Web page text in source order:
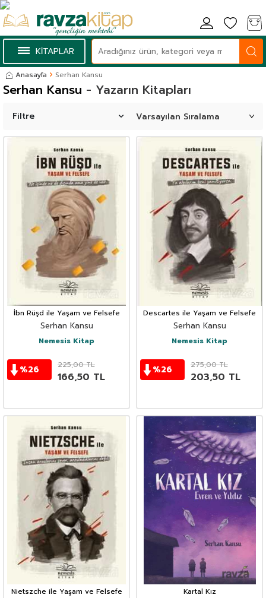
KİTAPLAR
Anasayfa Serhan Kansu
- Yazarın Kitapları
Serhan Kansu
Filtre
İbn Rüşd ile Yaşam ve Felsefe
Serhan Kansu
Nemesis Kitap
%26 225,00TL
166,50 TL
Descartes ile Yaşam ve Felsefe
Serhan Kansu
Nemesis Kitap
%26 275,00TL
203,50 TL
Nietszche ile Yaşam ve Felsefe Kartal Kız